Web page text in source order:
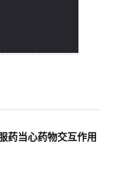
药当心药物交互作用